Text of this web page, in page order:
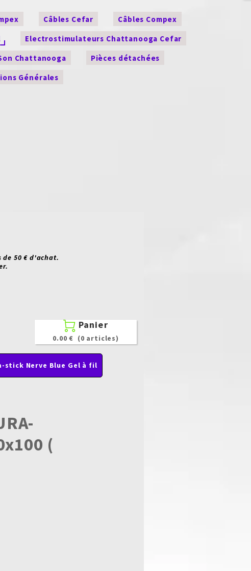
Câbles Cefar
Câbles Compex
Electrostimulateurs Chattanooga Cefar
Chattanooga
Pièces détachées
Générales
de 50 € d'achat.
 Panier
0.00 € (0 articles)
stick Nerve Blue Gel à fil
(